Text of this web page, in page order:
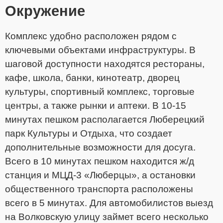
Окружение
Комплекс удобно расположен рядом с
ключевыми объектами инфраструктуры. В
шаговой доступности находятся рестораны,
кафе, школа, банки, кинотеатр, дворец
культуры, спортивный комплекс, торговые
центры, а также рынки и аптеки. В 10-15
минутах пешком располагается Люберецкий
парк Культуры и Отдыха, что создает
дополнительные возможности для досуга.
Всего в 10 минутах пешком находится ж/д
станция и МЦД-3 «Люберцы», а остановки
общественного транспорта расположены
всего в 5 минутах. Для автомобилистов выезд
на Волковскую улицу займет всего несколько